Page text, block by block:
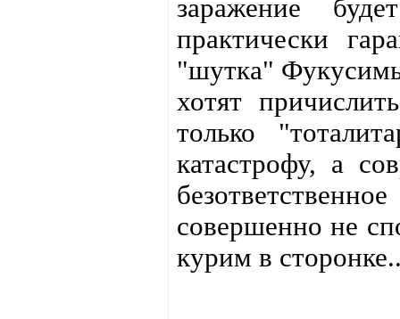
заражение
практически
"шутка"
хотят
только
катастрофу, а
совершенно не
курим в